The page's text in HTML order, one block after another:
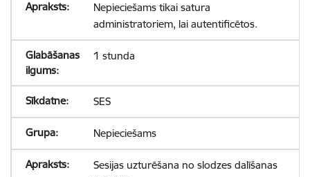
Nepieciešams tikai satura
administratoriem, lai autentificētos.
1 stunda
SES
Nepieciešams
Sesijas uzturēšana no slodzes dalīšanas